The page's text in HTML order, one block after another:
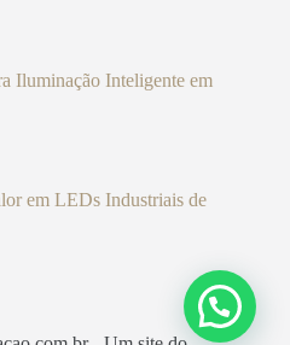
Iluminação Inteligente em
em LEDs Industriais de